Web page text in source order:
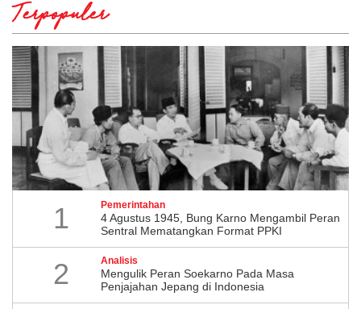
Terpopuler
1 Pemerintahan
4 Agustus 1945, Bung Karno Mengambil Peran
Sentral Mematangkan Format PPKI
2 Analisis
Mengulik Peran Soekarno Pada Masa
Penjajahan Jepang di Indonesia